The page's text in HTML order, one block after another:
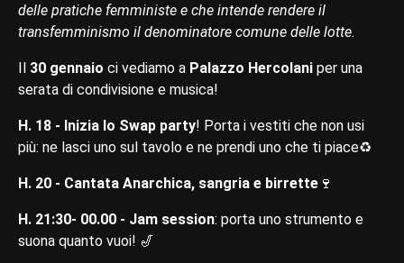
delle pratiche femministe e che intende rendere il
transfemminismo il denominatore comune delle lotte.
Il 30 gennaio ci vediamo a Palazzo Hercolani per una
serata di condivisione e musica!
H. 18 - Inizia lo Swap party! Porta i vestiti che non usi
più: ne lasci uno sul tavolo e ne prendi uno che ti piace♻️
H. 20 - Cantata Anarchica, sangria e birrette 🍷
H. 21:30- 00.00 - Jam session: porta uno strumento e
suona quanto vuoi! 🎷